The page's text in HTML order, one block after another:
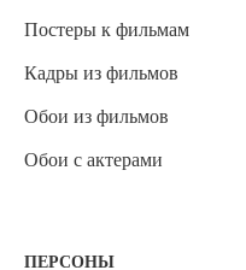
Постеры к фильмам
Кадры из фильмов
Обои из фильмов
Обои с актерами
ПЕРСОНЫ